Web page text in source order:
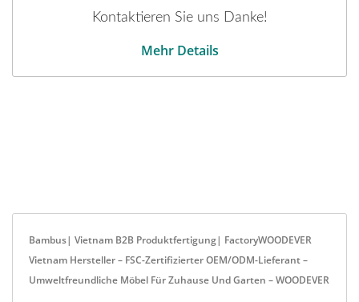
Kontaktieren Sie uns Danke!
Mehr Details
Bambus| Vietnam B2B Produktfertigung| FactoryWOODEVER
Vietnam Hersteller – FSC-Zertifizierter OEM/ODM-Lieferant –
Umweltfreundliche Möbel Für Zuhause Und Garten – WOODEVER